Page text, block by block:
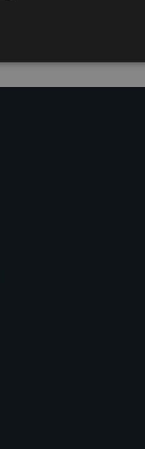
sirve contar con
el cableado
por cable sólida,